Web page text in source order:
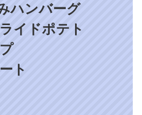
ハンバーグ
イドポテト
ト